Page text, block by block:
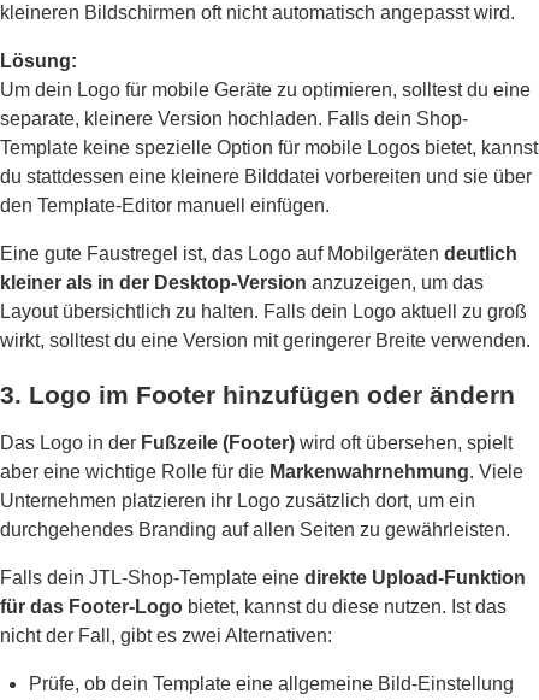
kleineren Bildschirmen oft nicht automatisch angepasst wird.
Lösung:
Um dein Logo für mobile Geräte zu optimieren, solltest du eine
separate, kleinere Version hochladen. Falls dein Shop-
Template keine spezielle Option für mobile Logos bietet, kannst
du stattdessen eine kleinere Bilddatei vorbereiten und sie über
den Template-Editor manuell einfügen.
Eine gute Faustregel ist, das Logo auf Mobilgeräten deutlich
kleiner als in der Desktop-Version anzuzeigen, um das
Layout übersichtlich zu halten. Falls dein Logo aktuell zu groß
wirkt, solltest du eine Version mit geringerer Breite verwenden.
3. Logo im Footer hinzufügen oder ändern
Das Logo in der Fußzeile (Footer) wird oft übersehen, spielt
aber eine wichtige Rolle für die Markenwahrnehmung. Viele
Unternehmen platzieren ihr Logo zusätzlich dort, um ein
durchgehendes Branding auf allen Seiten zu gewährleisten.
Falls dein JTL-Shop-Template eine direkte Upload-Funktion
für das Footer-Logo bietet, kannst du diese nutzen. Ist das
nicht der Fall, gibt es zwei Alternativen:
Prüfe, ob dein Template eine allgemeine Bild-Einstellung